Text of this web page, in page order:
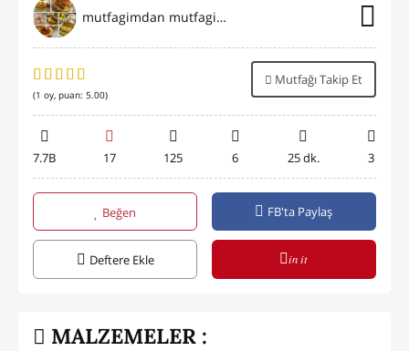
mutfagimdan mutfaginiza
(1 oy, puan: 5.00)
Mutfağı Takip Et
7.7B 17 125 6 25 dk. 3
Beğen FB'ta Paylaş
Deftere Ekle in it
MALZEMELER :